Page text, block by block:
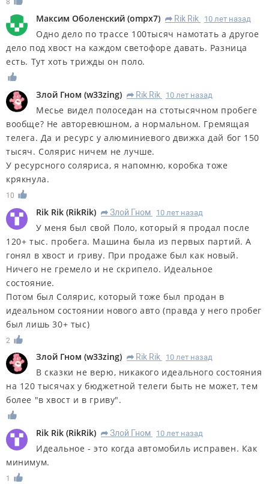
8
Максим Оболенский (ompx7) R Rik Rik 10 лет назад
Одно дело по трассе 100тысяч намотать а другое
дело под хвост на каждом светофоре давать. Разница
есть. Тут хоть трижды он поло.
Злой Гном (w33zing) R Rik Rik 10 лет назад
Месье видел полоседан на стотысячном пробеге
вообще? Не авторевюшном, а нормальном. Гремящая
телега. Да и ресурс у алюминиевого движка дай бог 150
тысяч. Солярис ничем не лучше.
У ресурсного соляриса, я напомню, коробка тоже
крякнула.
10
Rik Rik (RikRik) R Злой Гном 10 лет назад
У меня был свой Поло, который я продал после
120+ тыс. пробега. Машина была из первых партий. А
гонял в хвост и гриву. При продаже был как новый.
Ничего не гремело и не скрипело. Идеальное
состояние.
Потом был Солярис, который тоже был продан в
идеальном состоянии нового авто (правда у него пробег
был лишь 30+ тыс)
2
Злой Гном (w33zing) R Rik Rik 10 лет назад
В сказки не верю, никакого идеального состояния
на 120 тысячах у бюджетной телеги быть не может, тем
более "в хвост и в гриву".
Rik Rik (RikRik) R Злой Гном 10 лет назад
Идеальное - это когда автомобиль исправен. Как
минимум.
1